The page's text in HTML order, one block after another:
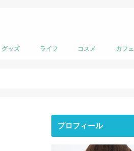
グッズ ライフ コスメ カフェ
プロフィール